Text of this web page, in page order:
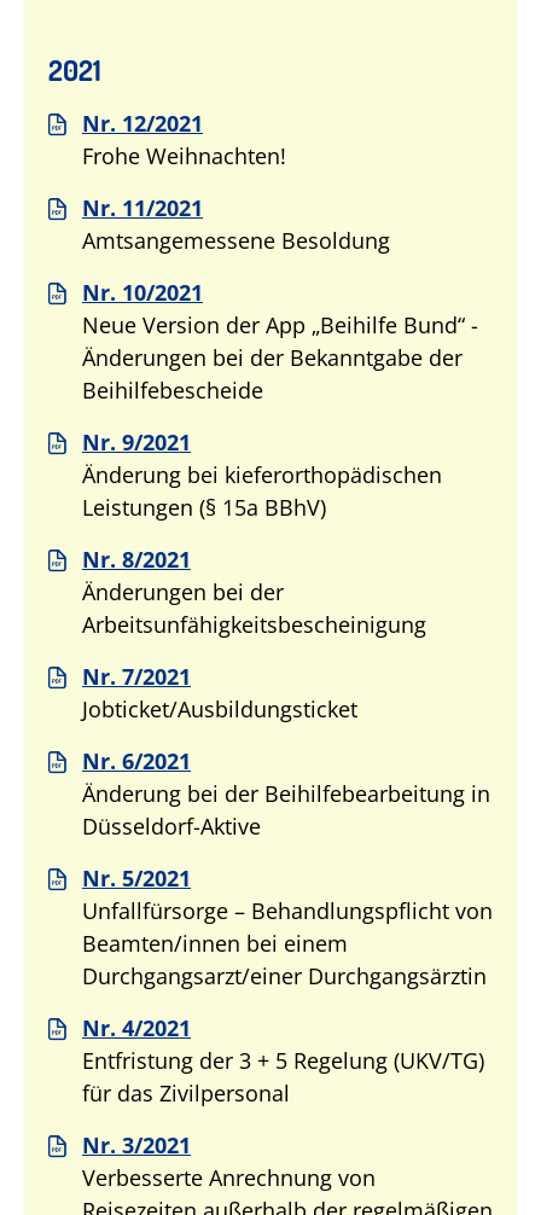
2021
Nr. 12/2021
Frohe Weihnachten!
Nr. 11/2021
Amtsangemessene Besoldung
Nr. 10/2021
Neue Version der App „Beihilfe Bund“ -
Änderungen bei der Bekanntgabe der
Beihilfebescheide
Nr. 9/2021
Änderung bei kieferorthopädischen
Leistungen (§ 15a BBhV)
Nr. 8/2021
Änderungen bei der
Arbeitsunfähigkeitsbescheinigung
Nr. 7/2021
Jobticket/Ausbildungsticket
Nr. 6/2021
Änderung bei der Beihilfebearbeitung in
Düsseldorf-Aktive
Nr. 5/2021
Unfallfürsorge – Behandlungspflicht von
Beamten/innen bei einem
Durchgangsarzt/einer Durchgangsärztin
Nr. 4/2021
Entfristung der 3 + 5 Regelung (UKV/TG)
für das Zivilpersonal
Nr. 3/2021
Verbesserte Anrechnung von